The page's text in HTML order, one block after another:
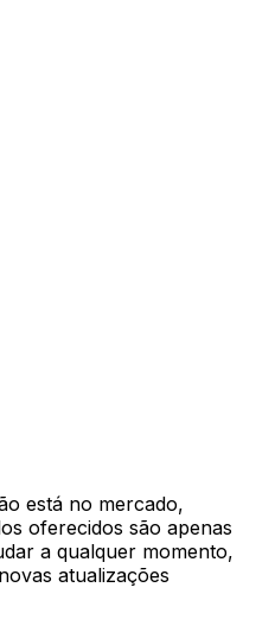
está no mercado,
oferecidos são apenas
a qualquer momento,
atualizações